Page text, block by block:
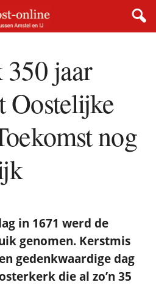
middelpunt Oostelijke Eilanden. Toekomst nog niet
350 jaar
Oostelijke
nog
in 1671 werd de
genomen. Kerstmis
gedenkwaardige dag
die al zo’n 35